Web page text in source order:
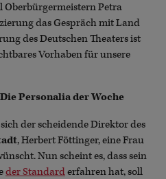
Petra
das Gespräch mit Land
des Deutschen Theaters ist
Vorhaben für unsere
Personalia der Woche
der scheidende Direktor des
, Herbert Föttinger, eine Frau
Nun scheint es, dass sein
der Standarderfahren hat, soll